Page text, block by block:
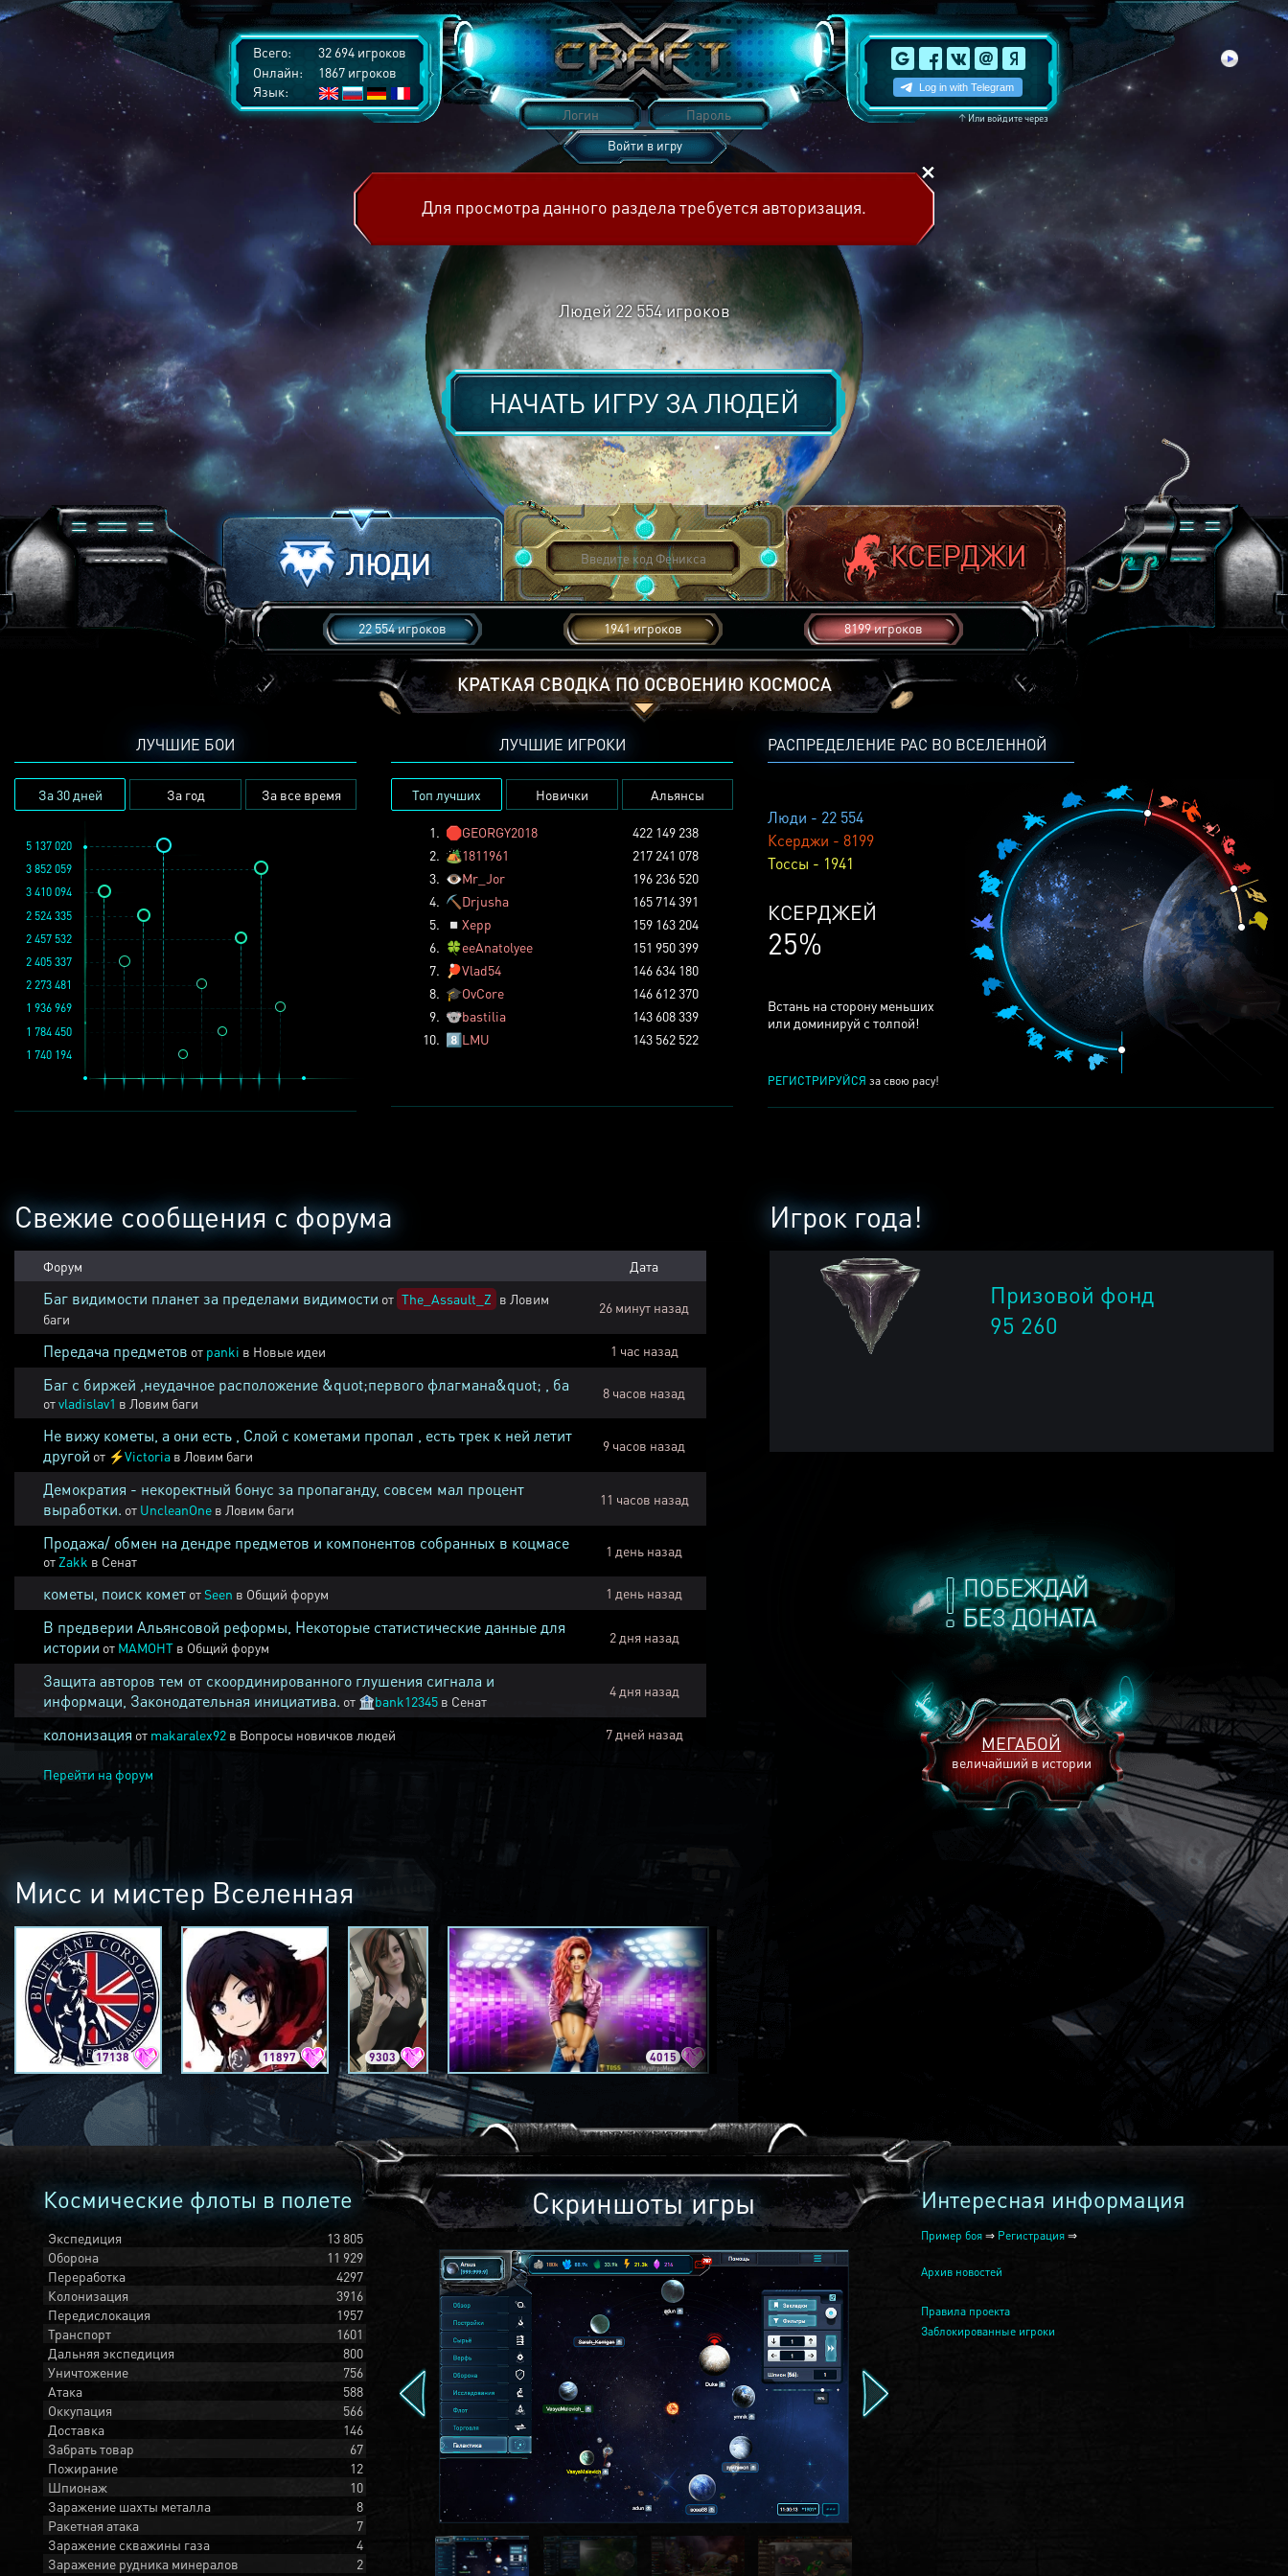
Всего:
32 694 игроков
Онлайн:
1867 игроков
Язык:
↑Или войдите через
Войти в игру
Для просмотра данного раздела требуется авторизация.
Людей 22 554игроков
НАЧАТЬ ИГРУ ЗАЛЮДЕЙ
22 554 игроков 1941 игроков 8199 игроков
КРАТКАЯ СВОДКА ПО ОСВОЕНИЮ КОСМОСА
РАСПРЕДЕЛЕНИЕ РАС ВО ВСЕЛЕННОЙ
Люди - 22 554
Ксерджи - 8199
Тоссы - 1941
ТОССОВ
5%
Встань на сторону меньших
или доминируй с толпой!
РЕГИСТРИРУЙСЯ за свою расу!
ЛУЧШИЕ БОИ
За 30 дней За год За все время
1 936 969
3 852 059
2 457 532
1 784 450
2 273 481
1 740 194
5 137 020
2 524 335
2 405 337
3 410 094
ЛУЧШИЕ ИГРОКИ
Топ лучших Новички Альянсы
1. 🛑GEORGY2018
422 149 238
2. 🏕️1811961
217 241 078
3. 👁️Mr_Jor
196 236 520
4. ⛏️ Drjusha
165 714 391
5.
◽ Xepp
159 163 204
6. 🍀eeAnatolyee
151 950 399
7.
🏓Vlad54
146 634 180
8. 🎓OvCore
146 612 370
9. 🐨bastilia
143 608 339
10. 8️⃣LMU 143 562 522
ПОБЕЖДАЙ
БЕЗ ДОНАТА
МЕГАБОЙ
величайший в истории
Игрок года!
Призовой фонд
95 260
Свежие сообщения с форума
Форум Дата
Баг видимости планет за пределами видимости от The_Assault_Z в Ловим
баги
26 минут назад
Передача предметов от panki в Новые идеи 1 час назад
Баг с биржей ,неудачное расположение &quot;первого флагмана&quot; , ба
отvladislav1 в Ловим баги
8 часов назад
Не вижу кометы, а они есть , Слой с кометами пропал , есть трек к ней летит
другой от ⚡Victoria в Ловим баги
9 часов назад
Демократия - некоректный бонус за пропаганду, совсем мал процент
выработки. от UncleanOne в Ловим баги
11 часов назад
Продажа/ обмен на дендре предметов и компонентов собранных в коцмасе
от Zakk в Сенат
1 день назад
кометы, поиск комет отSeen в Общий форум 1 день назад
В предверии Альянсовой реформы, Некоторые статистические данные для
истории от MAMOHT в Общий форум
2 дня назад
Защита авторов тем от скоординированного глушения сигнала и
информаци, Законодательная инициатива. от 🏦bank12345 в Сенат
4 дня назад
колонизация от makaralex92 в Вопросы новичков людей 7 дней назад
Перейти на форум
Мисс и мистер Вселенная
17138 11897 9303 4015 2240
Космические флоты в полете
Экспедиция
13 805
Оборона
11 929
Переработка
4297
Колонизация
3916
Передислокация
1957
Транспорт
1601
Дальняя экспедиция
800
Уничтожение
756
Атака
588
Оккупация
566
Доставка
146
Забрать товар
67
Пожирание
12
Шпионаж
10
Заражение шахты металла
8
Ракетная атака
7
Заражение скважины газа
4
Заражение рудника минералов
2
Скриншоты игры Интересная информация
Пример боя ⇒ Регистрация ⇒
Архив новостей
Правила проекта
Заблокированные игроки